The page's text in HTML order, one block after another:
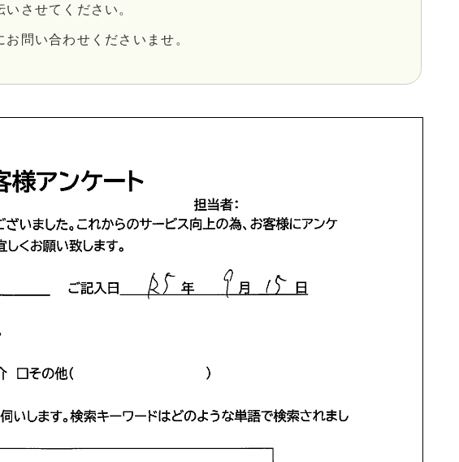
させてください。
問い合わせくださいませ。